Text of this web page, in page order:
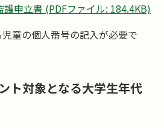
護申立書 (PDFファイル: 184.4KB)
児童の個人番号の記入が必要で
ト対象となる大学生年代